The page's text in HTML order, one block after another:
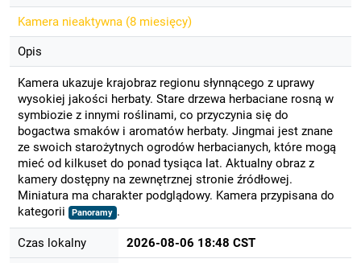
Kamera nieaktywna (8 miesięcy)
Opis
Kamera ukazuje krajobraz regionu słynnącego z uprawy
wysokiej jakości herbaty. Stare drzewa herbaciane rosną w
symbiozie z innymi roślinami, co przyczynia się do
bogactwa smaków i aromatów herbaty. Jingmai jest znane
ze swoich starożytnych ogrodów herbacianych, które mogą
mieć od kilkuset do ponad tysiąca lat. Aktualny obraz z
kamery dostępny na zewnętrznej stronie źródłowej.
Miniatura ma charakter podglądowy. Kamera przypisana do
kategorii
Panoramy .
Czas lokalny 2026-08-06 18:48 CST